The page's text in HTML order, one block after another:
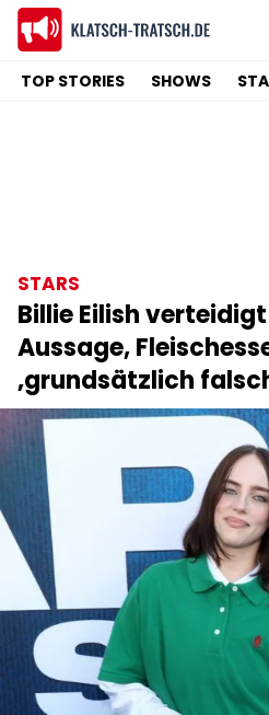
TOP STORIES SHOWS
STARS
Billie Eilish
Aussage,
‚grundsätzlich